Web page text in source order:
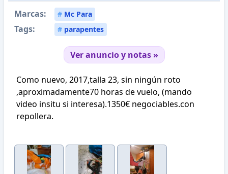
Marcas: # Mc Para
Tags: # parapentes
Ver anuncio y notas »
Como nuevo, 2017,talla 23, sin ningún roto
,aproximadamente70 horas de vuelo, (mando
video insitu si interesa).1350€ negociables.con
repollera.